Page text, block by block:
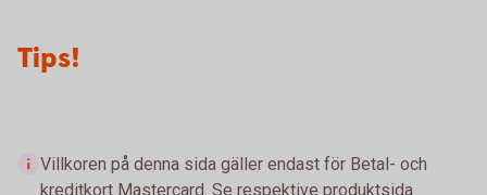
Tips!
Villkoren på denna sida gäller endast för Betal- och
kreditkort Mastercard. Se respektive produktsida